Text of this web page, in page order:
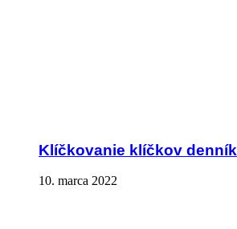
Klíčkovanie klíčkov denník
10. marca 2022